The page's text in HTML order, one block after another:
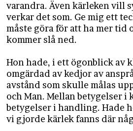
varandra. Även kärleken vill
verkar det som. Ge mig ett
måste göra för att ha mer tid
kommer slå ned.
Hon hade, i ett ögonblick av
omgärdad av kedjor av
avstånd som skulle målas
och Man. Mellan betygelser i
betygelser i handling. Hade
vi gjorde kärlek fanns där